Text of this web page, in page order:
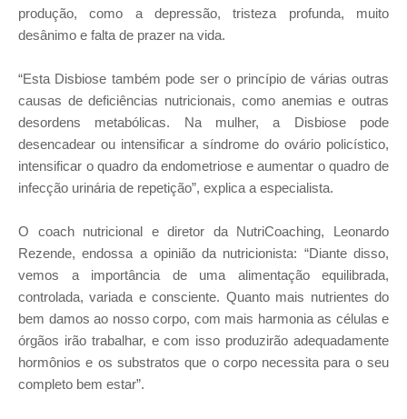
produção, como a depressão, tristeza profunda, muito
desânimo e falta de prazer na vida.
“Esta Disbiose também pode ser o princípio de várias outras
causas de deficiências nutricionais, como anemias e outras
desordens metabólicas. Na mulher, a Disbiose pode
desencadear ou intensificar a síndrome do ovário policístico,
intensificar o quadro da endometriose e aumentar o quadro de
infecção urinária de repetição”, explica a especialista.
O coach nutricional e diretor da NutriCoaching, Leonardo
Rezende, endossa a opinião da nutricionista: “Diante disso,
vemos a importância de uma alimentação equilibrada,
controlada, variada e consciente. Quanto mais nutrientes do
bem damos ao nosso corpo, com mais harmonia as células e
órgãos irão trabalhar, e com isso produzirão adequadamente
hormônios e os substratos que o corpo necessita para o seu
completo bem estar”.